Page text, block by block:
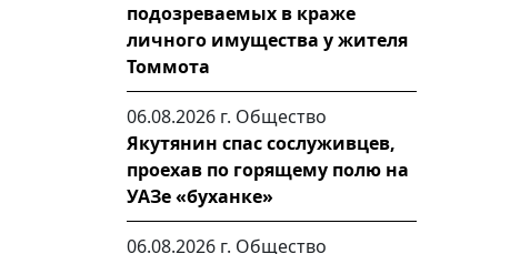
подозреваемых в краже
личного имущества у жителя
Томмота
06.08.2026 г. Общество
Якутянин спас сослуживцев,
проехав по горящему полю на
УАЗе «буханке»
06.08.2026 г. Общество